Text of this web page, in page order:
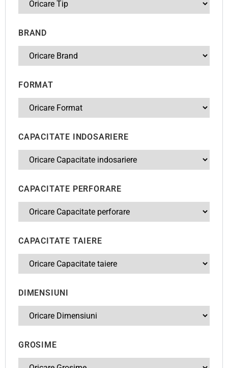
BRAND
FORMAT
CAPACITATE INDOSARIERE
CAPACITATE PERFORARE
CAPACITATE TAIERE
DIMENSIUNI
GROSIME